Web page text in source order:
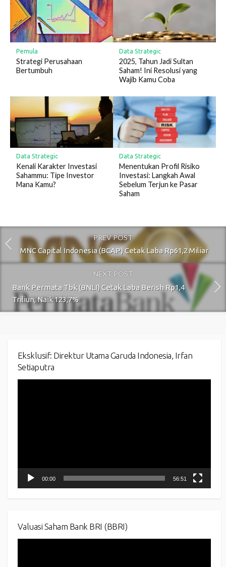
Pemula
Strategi Perusahaan
Bertumbuh
Data Strategic
2025, Tahun Jadi Sultan
Saham! Ini Resolusi yang
Wajib Kamu Coba
Data Strategic
Kenali Karakter Investasi
Sahammu: Tipe Investor
Mana Kamu?
Data Strategic
Menentukan Profil Risiko
Investasi: Langkah Awal
Sebelum Terjun ke Pasar
Saham
PREV POST
MNC Capital Indonesia (BCAP) Cetak Laba Rp61,2 Miliar
NEXT POST
Bank Permata Tbk (BNLI) Cetak Laba Berish Rp1,4
Triliun, Naik 123,7%
Eksklusif: Direktur Utama Garuda Indonesia, Irfan
Setiaputra
00:00 56:51
Valuasi Saham Bank BRI (BBRI)